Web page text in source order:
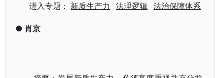
进入专题： 新质生产力 法理逻辑 法治保障体系
● 肖京